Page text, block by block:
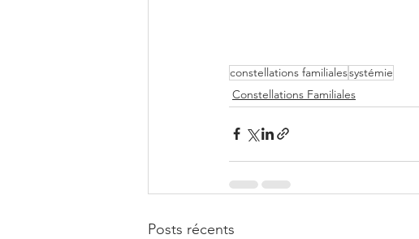
constellations familialessystémie
Constellations Familiales
Posts récents